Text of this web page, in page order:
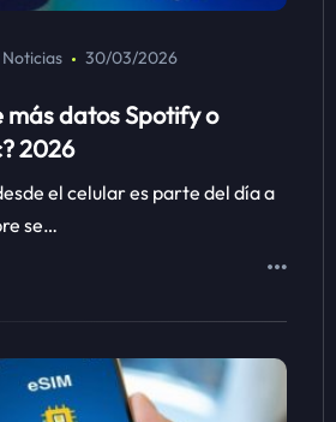
Noticias 30/03/2026
más datos Spotify o
2026
el celular es parte del día a
se…